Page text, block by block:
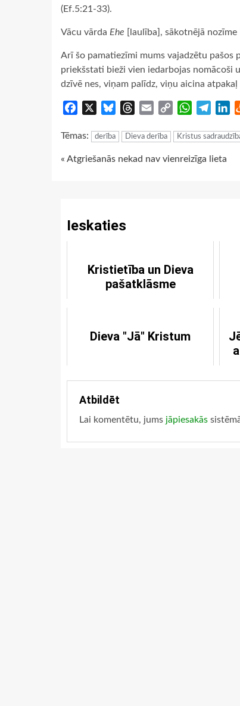
(Ef.5:21-33).
Vācu vārda Ehe [laulība], sākotnējā
Arī šo pamatiezīmi mums vajadzētu pašos
priekšstati bieži vien iedarbojas nomācoši
dzīvē nes, viņam palīdz, viņu aicina
Facebook BlueskyThreads
Email
Copy
WhatsApp
Tēmas: derība Dieva derība Kristus
Continue
« Atgriešanās nekad nav vienreizīga lieta
Ieskaties
Kristietība un Dieva
pašatklāsme
Dieva "Jā" Kristum
Atbildēt
Lai komentētu, jums jāpiesakās